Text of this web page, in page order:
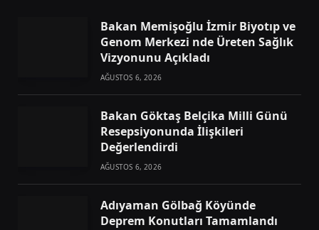
Bakan Memişoğlu İzmir Biyotıp ve
Genom Merkezi nde Üreten Sağlık
Vizyonunu Açıkladı
AĞUSTOS 6, 2026
Bakan Göktaş Belçika Milli Günü
Resepsiyonunda İlişkileri
Değerlendirdi
AĞUSTOS 6, 2026
Adıyaman Gölbağ Köyünde
Deprem Konutları Tamamlandı